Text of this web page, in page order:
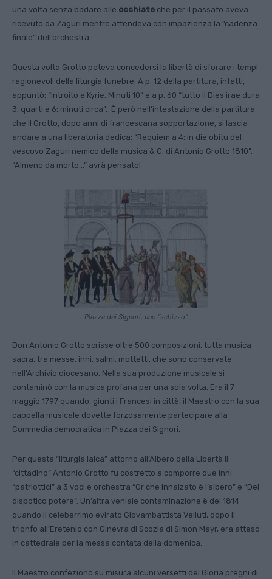
una volta senza badare alle occhiate che per il passato aveva
ricevuto da Zaguri mentre attendeva con impazienza la “cadenza
finale” dell’orchestra.
Questa volta Grotto poteva concedersi la libertà di sforare i tempi
ragionevoli della liturgia funebre. A p. 12 della partitura, infatti,
appuntò: “Introito e Kyrie. Minuti 10” e a p. 60 “tutto il Dies irae dura
3: quarti e 6: minuti circa”. È però nell’intestazione della partitura
che il Grotto, dopo anni di francescana sopportazione, si lascia
andare a una liberatoria dedica: “Requiem a 4: in die obitu del
vescovo Zaguri nemico della musica & C. di Antonio Grotto 1810”.
“Almeno da morto…” avrà pensato!
Piazza dei Signori, uno “schizzo”
Don Antonio Grotto scrisse oltre 500 composizioni, tutta musica
sacra, tra messe, inni, salmi, mottetti, che sono conservate
nell’Archivio diocesano. Nella sua produzione musicale si
contaminò con la musica profana per una sola volta. Era il 7
maggio 1797 quando, giunti i Francesi in città, il Maestro con la sua
cappella musicale dovette forzosamente partecipare alla
Commedia democratica in Piazza dei Signori.
Per questa “liturgia laica” attorno all’Albero della Libertà il
“cittadino” Antonio Grotto fu costretto a comporre due inni
“patriottici” a 3 voci e orchestra “Or che innalzato è l’albero” e “Del
dispotico potere”. Un’altra veniale contaminazione è del 1814
quando il celeberrimo evirato Giovambattista Velluti, dopo il
trionfo all’Eretenio con Ginevra di Scozia di Simon Mayr, era atteso
in cattedrale per la messa contata della domenica.
Il Maestro confezionò su misura alcuni versetti del Gloria pregni di